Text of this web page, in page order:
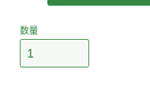
数量